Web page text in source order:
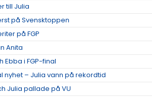
till Julia
på Svensktoppen
på FGP
Anita
Ebba i FGP-final
nyhet – Julia vann på rekordtid
Julia pallade på VU